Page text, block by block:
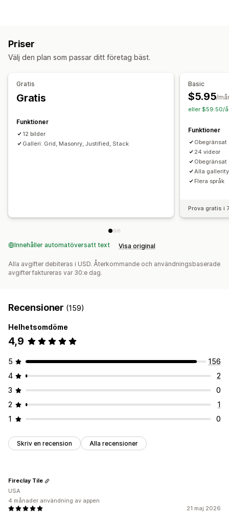
Anpassning
Anpassade stilar
Anpassad CSS
Bulkuppladdning
Mobilanpassning
Priser
Välj den plan som passar ditt företag bäst.
Gratis
Gratis
Funktioner
12 bilder
Galleri: Grid, Masonry, Justified, Stack
Basic
$5.95/
eller $59.50/
Funktioner
24 videor
Alla
Flera språk
Prova gratis i
Innehåller automatöversatt text Visa original
Alla avgifter debiteras i USD. Återkommande och användningsbaserade
avgifter faktureras var 30:e dag.
Recensioner (159)
Helhetsomdöme
4,9
5
156
4
2
3
0
2
1
1
0
Skriv en recension Alla recensioner
21 maj 2026
Fireclay Tile
USA
4 månader användning av appen